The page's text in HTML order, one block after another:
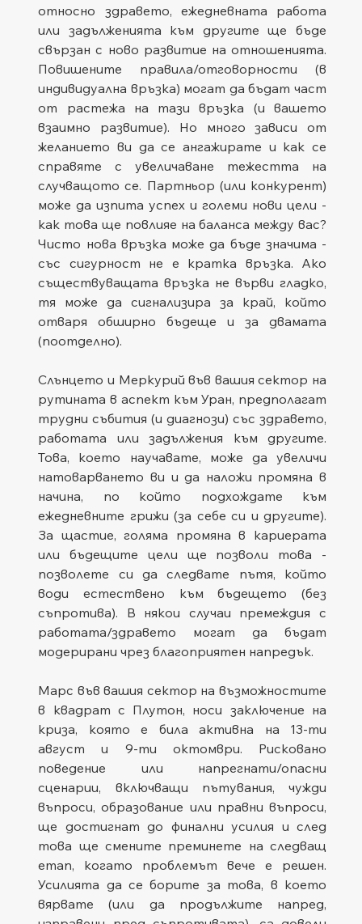
относно здравето, ежедневната работа
или задълженията към другите ще бъде
свързан с ново развитие на отношенията.
Повишените правила/отговорности (в
индивидуална връзка) могат да бъдат част
от растежа на тази връзка (и вашето
взаимно развитие). Но много зависи от
желанието ви да се ангажирате и как се
справяте с увеличаване тежестта на
случващото се. Партньор (или конкурент)
може да изпита успех и големи нови цели -
как това ще повлияе на баланса между вас?
Чисто нова връзка може да бъде значима -
със сигурност не е кратка връзка. Ако
съществуващата връзка не върви гладко,
тя може да сигнализира за край, който
отваря обширно бъдеще и за двамата
(поотделно).
Слънцето и Меркурий във вашия сектор на
рутината в аспект към Уран, предполагат
трудни събития (и диагнози) със здравето,
работата или задължения към другите.
Това, което научавате, може да увеличи
натоварването ви и да наложи промяна в
начина, по който подхождате към
ежедневните грижи (за себе си и другите).
За щастие, голяма промяна в кариерата
или бъдещите цели ще позволи това -
позволете си да следвате пътя, който
води естествено към бъдещето (без
съпротива). В някои случаи премеждия с
работата/здравето могат да бъдат
модерирани чрез благоприятен напредък.
Марс във вашия сектор на възможностите
в квадрат с Плутон, носи заключение на
криза, която е била активна на 13-ти
август и 9-ти октомври. Рисковано
поведение или напрегнати/опасни
сценарии, включващи пътувания, чужди
въпроси, образование или правни въпроси,
ще достигнат до финални усилия и след
това ще смените преминете на следващ
етап, когато проблемът вече е решен.
Усилията да се борите за това, в което
вярвате (или да продължите напред,